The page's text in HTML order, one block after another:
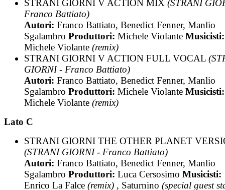
STRANI GIORNI V ACTION MIX (STRANI
Franco Battiato)
Autori: Franco Battiato, Benedict Fenner, Manlio
Sgalambro Produttori: Michele Violante Musicisti:
Michele Violante (remix)
STRANI GIORNI V ACTION FULL VOCAL
GIORNI - Franco Battiato)
Autori: Franco Battiato, Benedict Fenner, Manlio
Sgalambro Produttori: Michele Violante Musicisti:
Michele Violante (remix)
Lato C
STRANI GIORNI THE OTHER PLANET
(STRANI GIORNI - Franco Battiato)
Autori: Franco Battiato, Benedict Fenner, Manlio
Sgalambro Produttori: Luca Cersosimo Musicisti:
Enrico La Falce (remix) , Saturnino (special guest